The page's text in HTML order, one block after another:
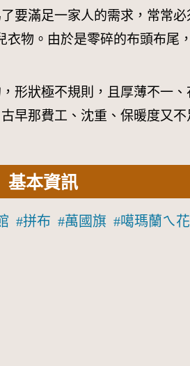
要滿足一家人的需求，常常
物。由於是零碎的布頭布尾
形狀極不規則，且厚薄不一
早那費工、沈重、保暖度又
基本資訊
拼布 萬國旗 噶瑪蘭ㄟ